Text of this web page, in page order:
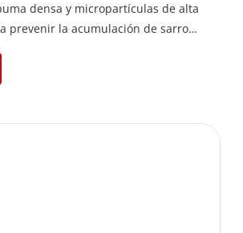
densa y micropartículas de alta
prevenir la acumulación de sarro